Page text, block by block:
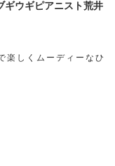
ギウギピアニスト荒井
楽しくムーディーなひ